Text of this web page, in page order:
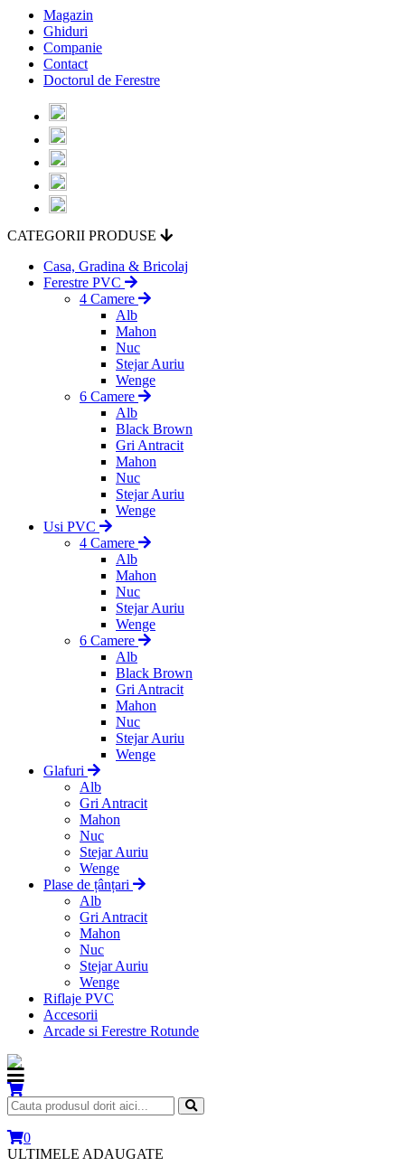
Magazin
Ghiduri
Companie
Contact
Doctorul de Ferestre
CATEGORII PRODUSE
Casa, Gradina & Bricolaj
Ferestre PVC
4 Camere
Alb
Mahon
Nuc
Stejar Auriu
Wenge
6 Camere
Alb
Black Brown
Gri Antracit
Mahon
Nuc
Stejar Auriu
Wenge
Usi PVC
4 Camere
Alb
Mahon
Nuc
Stejar Auriu
Wenge
6 Camere
Alb
Black Brown
Gri Antracit
Mahon
Nuc
Stejar Auriu
Wenge
Glafuri
Alb
Gri Antracit
Mahon
Nuc
Stejar Auriu
Wenge
Plase de țânțari
Alb
Gri Antracit
Mahon
Nuc
Stejar Auriu
Wenge
Riflaje PVC
Accesorii
Arcade si Ferestre Rotunde
0
ULTIMELE ADAUGATE